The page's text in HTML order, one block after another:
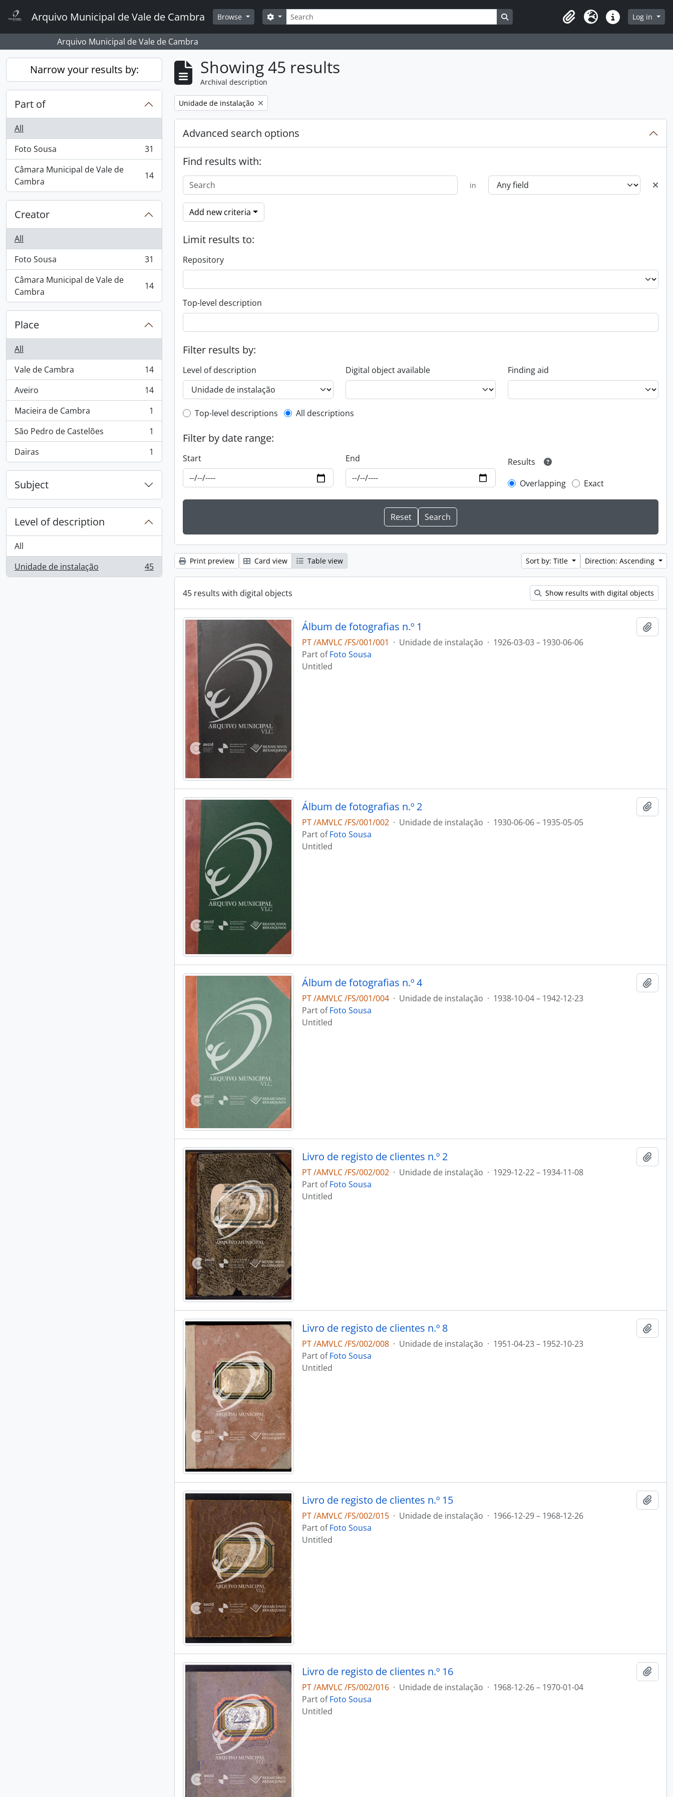
Arquivo Municipal de Vale de Cambra Browse Search
Search options Search in browse page
ClipboardLanguageQuick linksLog in
Arquivo Municipal de Vale de Cambra
Narrow your results by:
Part of
All
Foto Sousa
, 31 results
31
Câmara Municipal de Vale de
Cambra
, 14 results 14
Creator
All
Foto Sousa
, 31 results
31
Câmara Municipal de Vale de
Cambra
, 14 results 14
Place
All
Vale de Cambra
, 14 results
14
Aveiro
, 14 results
14
Macieira de Cambra
, 1 results
1
São Pedro de Castelões
, 1 results
1
Dairas
, 1 results 1
Subject
Level of description
All
Unidade de instalação
, 45 results 45
Showing 45 results
Archival description
Remove filter:
Unidade de instalação
Advanced search options
Find results with:
in
Add new criteria
Limit results to:
Repository
Top-level description
Filter results by:
Level of description Digital object available Finding aid
Top-level description filter
Top-level descriptions All descriptions
Filter by date range:
Start End
Results
Overlapping
Exact
Print preview Card view Table view Sort by: Title Direction: Ascending
45 results with digital objects Show results with digital objects
Álbum de fotografias n.º 1
PT /AMVLC /FS/001/001 · Unidade de instalação · 1926-03-03 – 1930-06-06
Part ofFoto Sousa
Untitled
Álbum de fotografias n.º 2
PT /AMVLC /FS/001/002 · Unidade de instalação · 1930-06-06 – 1935-05-05
Part ofFoto Sousa
Untitled
Álbum de fotografias n.º 4
PT /AMVLC /FS/001/004 · Unidade de instalação · 1938-10-04 – 1942-12-23
Part ofFoto Sousa
Untitled
Livro de registo de clientes n.º 2
PT /AMVLC /FS/002/002 · Unidade de instalação · 1929-12-22 – 1934-11-08
Part ofFoto Sousa
Untitled
Livro de registo de clientes n.º 8
PT /AMVLC /FS/002/008 · Unidade de instalação · 1951-04-23 – 1952-10-23
Part ofFoto Sousa
Untitled
Livro de registo de clientes n.º 15
PT /AMVLC /FS/002/015 · Unidade de instalação · 1966-12-29 – 1968-12-26
Part ofFoto Sousa
Untitled
Livro de registo de clientes n.º 16
PT /AMVLC /FS/002/016 · Unidade de instalação · 1968-12-26 – 1970-01-04
Part ofFoto Sousa
Untitled